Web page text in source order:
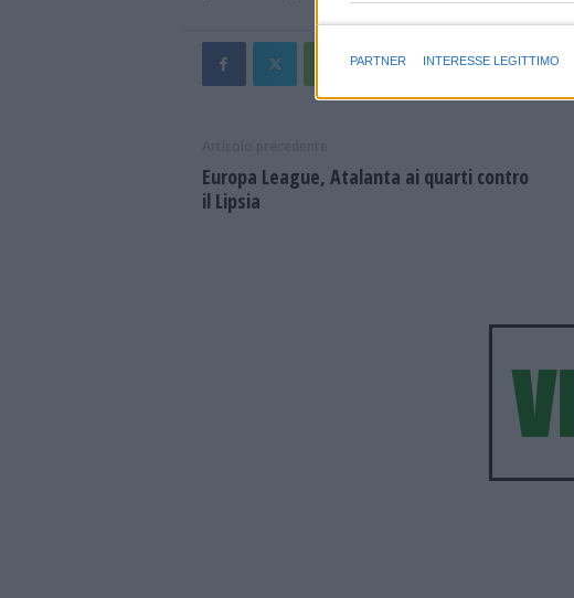
Finalità e caratteristiche
PARTNER INTERESSE LEGITTIMO
Europa League, Atalanta ai quarti contro
il Lipsia